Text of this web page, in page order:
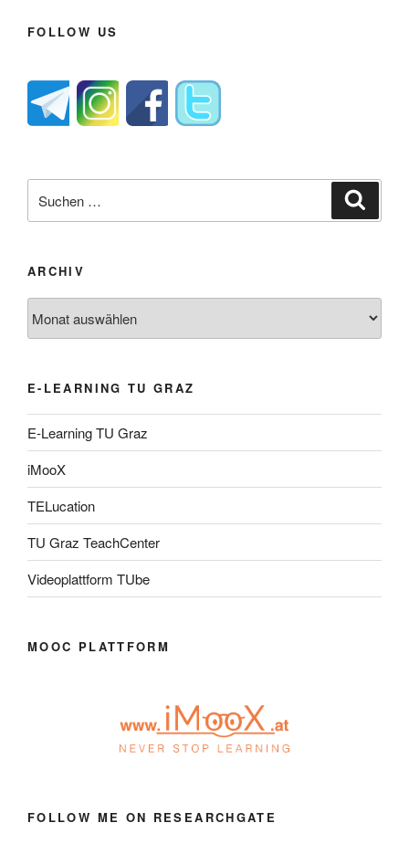
FOLLOW US
nach:
ARCHIV
E-LEARNING TU GRAZ
E-Learning TU Graz
iMooX
TELucation
TU Graz TeachCenter
Videoplattform TUbe
MOOC PLATTFORM
FOLLOW ME ON RESEARCHGATE